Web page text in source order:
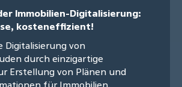
Immobilien-Digitalisierung:
kosteneffizient!
von
durch einzigartige
Erstellung von Plänen und